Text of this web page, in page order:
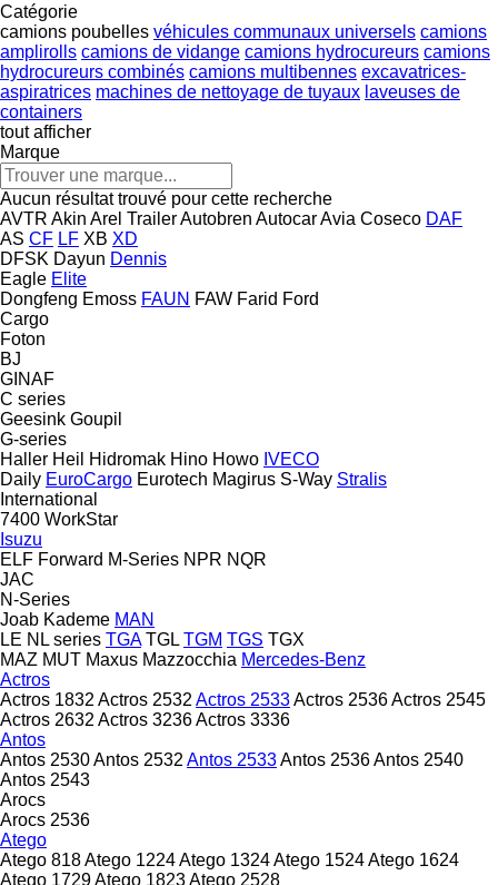
Catégorie
camions poubelles véhicules communaux universels camions
amplirolls camions de vidange camions hydrocureurs camions
hydrocureurs combinés camions multibennes excavatrices-
aspiratrices machines de nettoyage de tuyaux laveuses de
containers
tout afficher
Marque
Aucun résultat trouvé pour cette recherche
AVTR Akin Arel TrailerAutobren AutocarAvia Coseco DAF
AS CF LF XB XD
DFSK Dayun Dennis
Eagle Elite
Dongfeng Emoss FAUN FAW Farid Ford
Cargo
Foton
BJ
GINAF
C series
Geesink Goupil
G-series
Haller Heil Hidromak Hino Howo IVECO
Daily EuroCargo Eurotech Magirus S-Way Stralis
International
7400 WorkStar
Isuzu
ELF Forward M-Series NPR NQR
JAC
N-Series
Joab Kademe MAN
LE NL series TGA TGL TGM TGS TGX
MAZ MUT Maxus Mazzocchia Mercedes-Benz
Actros
Actros 1832 Actros 2532 Actros 2533Actros 2536Actros 2545
Actros 2632 Actros 3236Actros 3336
Antos
Antos 2530Antos 2532 Antos 2533Antos 2536Antos 2540
Antos 2543
Arocs
Arocs 2536
Atego
Atego 818Atego 1224Atego 1324Atego 1524Atego 1624
Atego 1729Atego 1823Atego 2528